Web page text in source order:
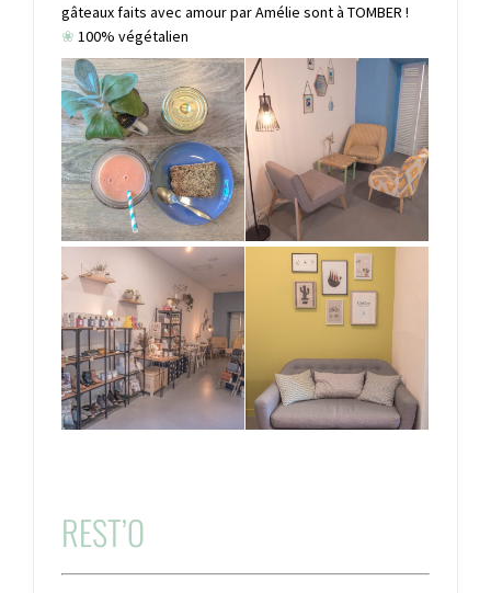
gâteaux faits avec amour par Amélie sont à TOMBER !
❀ 100% végétalien
REST’O